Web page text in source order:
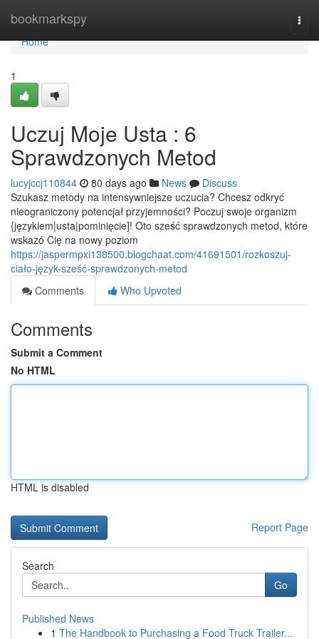
bookmarkspy
Home
Home
1
Uczuj Moje Usta : 6
Sprawdzonych Metod
lucyjccj110844 80 days ago News
Discuss
Szukasz metody na intensywniejsze uczucia? Chcesz odkryć
nieograniczony potencjał przyjemności? Poczuj swoje organizm
{językiem|usta|pominięcie]! Oto sześć sprawdzonych metod, które
wskazó Cię na nowy poziom
https://jaspermpxi138500.blogchaat.com/41691501/rozkoszuj-
ciało-język-sześć-sprawdzonych-metod
Comments
Who Upvoted
Comments
Submit a Comment
No HTML
HTML is disabled
Report Page
Search
Go
Published News
1 The Handbook to Purchasing a Food Truck Trailer...